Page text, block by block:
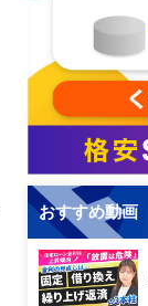
おすすめ動画